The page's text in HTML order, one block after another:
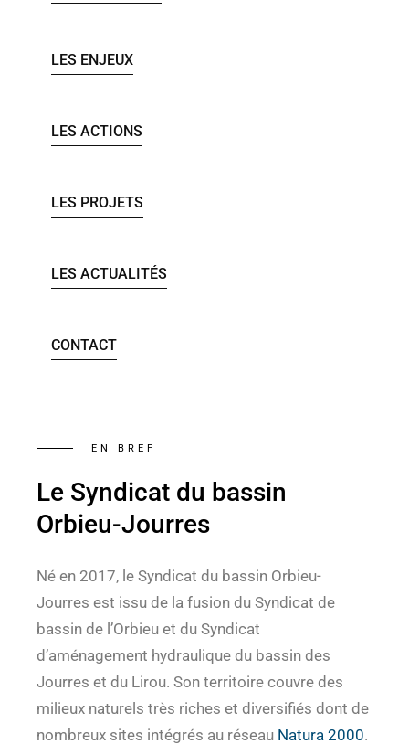
LES ENJEUX
LES ACTIONS
LES PROJETS
LES ACTUALITÉS
CONTACT
EN BREF
Le Syndicat du bassin
Orbieu-Jourres
Né en 2017, le Syndicat du bassin Orbieu-
Jourres est issu de la fusion du Syndicat de
bassin de l’Orbieu et du Syndicat
d’aménagement hydraulique du bassin des
Jourres et du Lirou. Son territoire couvre des
milieux naturels très riches et diversifiés dont de
nombreux sites intégrés au réseau Natura 2000.